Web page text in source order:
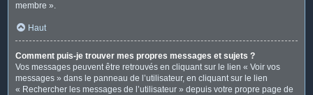
membre ».
Haut
Comment puis-je trouver mes propres messages et sujets ?
Vos messages peuvent être retrouvés en cliquant sur le lien « Voir vos
messages » dans le panneau de l’utilisateur, en cliquant sur le lien
« Rechercher les messages de l’utilisateur » depuis votre propre page de